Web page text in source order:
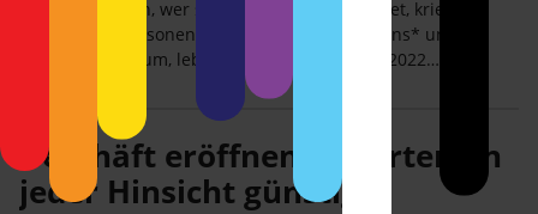
Liebe Menschen, wer sich nicht ganz abschottet, kriegt es
mit: Queere Personen, besonders aus dem trans* und
Intersex-Spektrum, leben gefährlich, und das 2022…
Geschäft eröffnen in Herten: In
jeder Hinsicht günstig